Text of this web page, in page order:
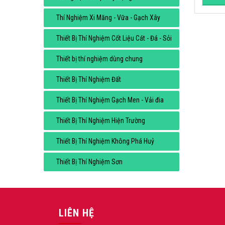
Thí Nghiệm Xi Măng - Vữa - Gạch Xây
Thiết Bị Thí Nghiệm Cốt Liệu Cát - Đá - Sỏi
Thiết bị thí nghiệm dùng chung
Thiết Bị Thí Nghiệm Đất
Thiết Bị Thí Nghiệm Gạch Men - Vải đia
Thiết Bị Thí Nghiệm Hiện Trường
Thiết Bị Thí Nghiệm Không Phá Huỷ
Thiết Bị Thí Nghiệm Sơn
LIÊN HỆ